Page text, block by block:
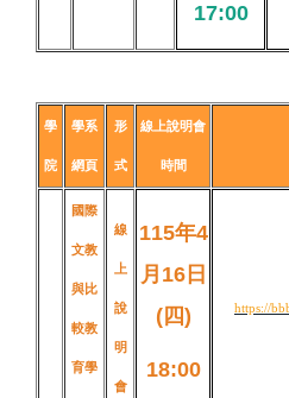
17:00
學
院
學系
網頁
形
式
線上說明會
時間
國際
文教
與比
較教
育學
線
上
說
明
會
115年4
月16日
(四)
18:00
https://